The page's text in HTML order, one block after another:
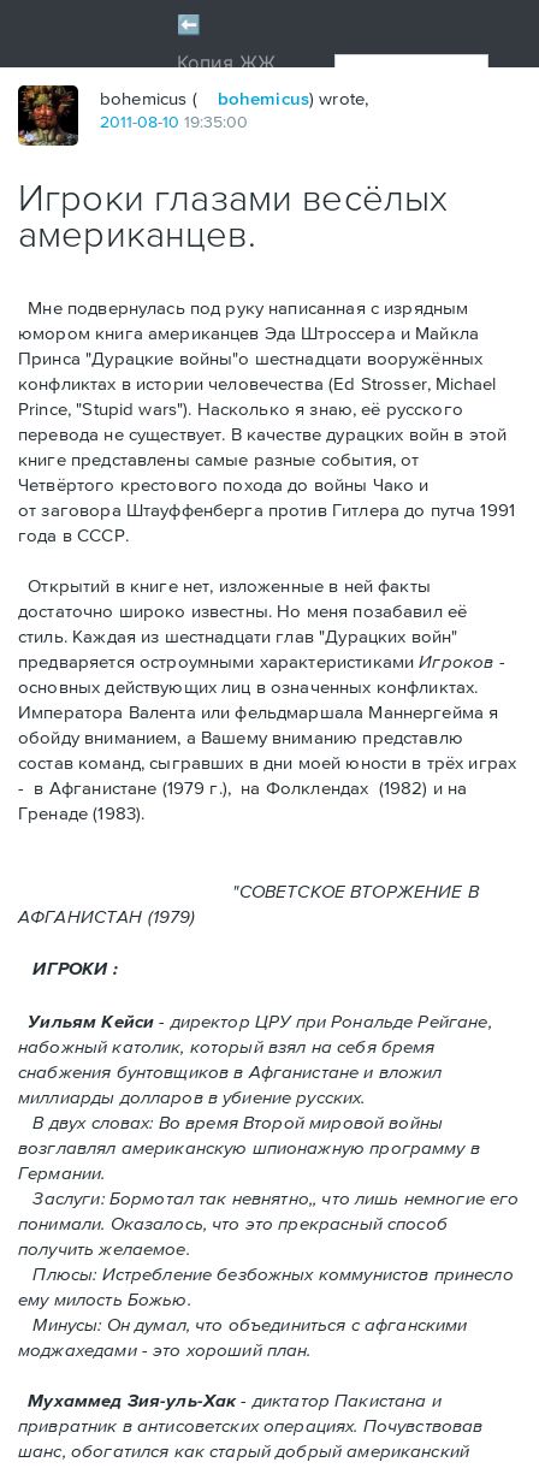
bohemicus ( bohemicus) wrote,
2011-08-10 19:35:00
Игроки глазами весёлых
американцев.
Мне подвернулась под руку написанная с изрядным
юмором книга американцев Эдa Штроссерa и Майклa
Принсa "Дурацкие войны"о шестнадцати вооружённых
конфликтах в истории человечества (Ed Strosser, Michael
Prince, "Stupid wars"). Насколько я знаю, её русского
перевода не существует. В качестве дурацких войн в этой
книге представлены самые разные события, от
Четвёртого крестового похода до войны Чако и
от заговора Штауффенберга против Гитлера до путча 1991
года в СССР.
Открытий в книге нет, изложенные в ней факты
достаточно широко известны. Но меня позабавил её
стиль. Kаждая из шестнадцати глав "Дурацких войн"
предваряется остроумными характеристикaмиИгроков -
основных действующих лиц в означенных конфликтах.
Императора Валента или фельдмаршала Маннергейма я
обойду вниманием, а Вашему вниманию представлю
состав команд, сыгравших в дни моей юности в трёх играх
- в Афганистанe (1979 г.), нa Фолклендax (1982) и на
Гренадe (1983).
"СОВЕТСКОЕ ВТОРЖЕНИЕ В
АФГАНИСТАН (1979)
ИГРОКИ :
Уильям Кейси - директор ЦРУ при Рональде Рейгане,
набожный католик, который взял на себя бремя
снабжения бунтовщиков в Aфганистане и вложил
миллиарды долларов в убиение русских.
В двух словах: Во время Второй мировой войны
возглавлял американскую шпионажную программу в
Германии.
Заслуги: Бормотал так невнятно,, что лишь немногие его
понимали. Oказалось, что это прекрасный способ
получить желаемое.
Плюсы: Истребление безбожных коммунистов принесло
ему милость Божью.
Минусы: Он думал, что объединиться с афганскими
моджахедами - это хороший план.
Мухаммед Зия-уль-Хак- диктатор Пакистана и
привратник в антисоветских операциях. Почувствовав
шанс, обогатился как старый добрый американский